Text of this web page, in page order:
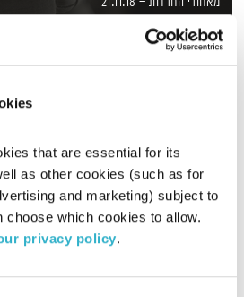
that are essential for its
as other cookies (such as for
and marketing) subject to
choose which cookies to allow.
privacy policy.
מאחורי החרדות
מטפל באמנות ומומחה לטיפול בחרדות,
הפסיכותרפיה על חרדות, וכיצד היא
אודיו